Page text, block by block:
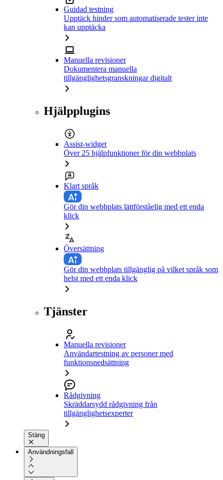
Guidad testning
Upptäck hinder som automatiserade tester inte
kan upptäcka
Manuella revisioner
Dokumentera manuella
tillgänglighetsgranskningar digitalt
Hjälpplugins
Assist-widget
Över 25 hjälpfunktioner för din webbplats
Klart språk
Gör din webbplats lättförståelig med ett enda
klick
Översättning
Gör din webbplats tillgänglig på vilket språk som
helst med ett enda klick
Tjänster
Manuella revisioner
Användartestning av personer med
funktionsnedsättning
Rådgivning
Skräddarsydd rådgivning från
tillgänglighetsexperter
Stäng
Användningsfall